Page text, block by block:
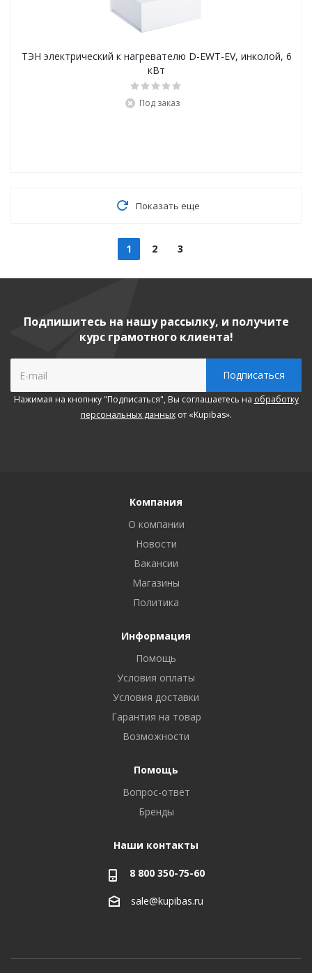
ТЭН электрический к нагревателю D-EWT-EV, инколой, 6
кВт
Под заказ
Показать еще
1 2 3
Подпишитесь на нашу рассылку, и получите
курс грамотного клиента!
Нажимая на кнопнку "Подписаться", Вы соглашаетесь на обработку
персональных данныхот «Kupibas».
Компания
О компании
Новости
Вакансии
Магазины
Политика
Информация
Помощь
Условия оплаты
Условия доставки
Гарантия на товар
Возможности
Помощь
Вопрос-ответ
Бренды
Наши контакты
8 800 350-75-60
sale@kupibas.ru